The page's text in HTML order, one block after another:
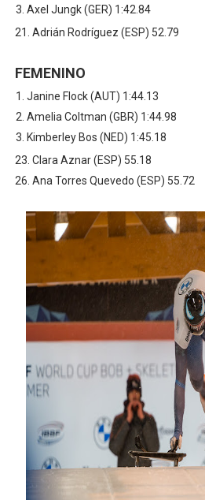
Axel Jungk (GER) 1:42.84
21. Adrián Rodríguez (ESP) 52.79
FEMENINO
Janine Flock (AUT) 1:44.13
Amelia Coltman (GBR) 1:44.98
Kimberley Bos (NED) 1:45.18
23. Clara Aznar (ESP) 55.18
26. Ana Torres Quevedo (ESP) 55.72